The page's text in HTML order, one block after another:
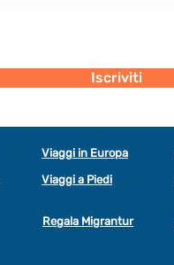
Iscriviti
Viaggi in Europa
Viaggi a Piedi
Regala Migrantur